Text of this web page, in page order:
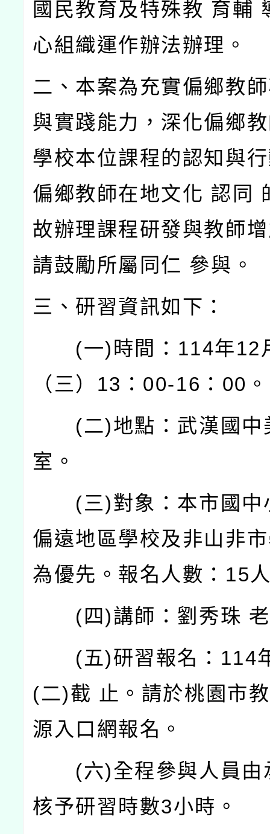
國民教育及特殊教 育輔
心組織運作辦法辦理。
二、本案為充實偏鄉教
與實踐能力，深化偏鄉
學校本位課程的認知與
偏鄉教師在地文化 認同
故辦理課程研發與教師
請鼓勵所屬同仁 參與。
三、研習資訊如下：
(一) 時間： 114年12
（三） 13 ： 00-16 ： 00 。
(二)地點：武漢國中
室。
(三)對象：本市國中
偏遠地區學校及非山非
為優先。報名人數： 15
( 四)講師：劉秀珠
(五)研習報名： 114
(二)截 止。請於桃園市
源入口網報名。
(六)全程參與人員由
核予研習時數3小時。